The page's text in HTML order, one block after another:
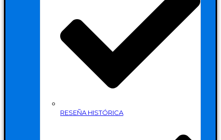
RESEÑA HISTÓRICA